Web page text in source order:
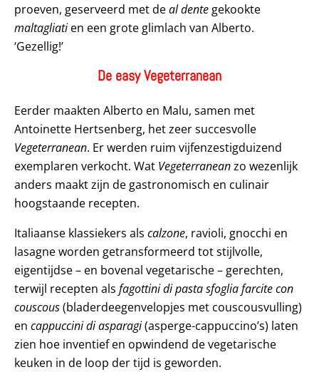
proeven, geserveerd met deal dente gekookte
maltagliatien een grote glimlach van Alberto.
‘Gezellig!’
De easy Vegeterranean
Eerder maakten Alberto en Malu, samen met
Antoinette Hertsenberg, het zeer succesvolle
Vegeterranean. Er werden ruim vijfenzestigduizend
exemplaren verkocht. Wat Vegeterraneanzo wezenlijk
anders maakt zijn de gastronomisch en culinair
hoogstaande recepten.
Italiaanse klassiekers als calzone, ravioli, gnocchi en
lasagne worden getransformeerd tot stijlvolle,
eigentijdse – en bovenal vegetarische – gerechten,
terwijl recepten als fagottini di pasta sfoglia farcite con
couscous(bladerdeegenvelopjes met couscousvulling)
en cappuccini di asparagi(asperge-cappuccino’s) laten
zien hoe inventief en opwindend de vegetarische
keuken in de loop der tijd is geworden.